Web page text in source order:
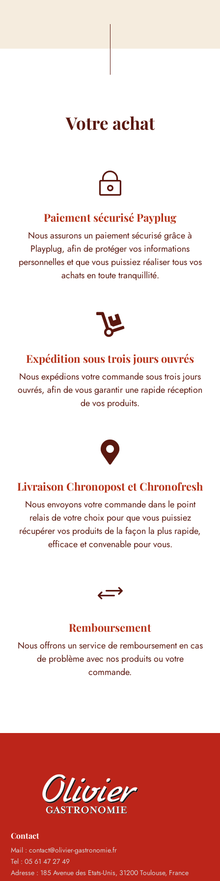
Votre achat
~
Paiement sécurisé Payplug
Nous assurons un paiement sécurisé grâce à
Playplug, afin de protéger vos informations
personnelles et que vous puissiez réaliser tous vos
achats en toute tranquillité.

Expédition sous trois jours ouvrés
Nous expédions votre commande sous trois jours
ouvrés, afin de vous garantir une rapide réception
de vos produits.

Livraison Chronopost et Chronofresh
Nous envoyons votre commande dans le point
relais de votre choix pour que vous puissiez
récupérer vos produits de la façon la plus rapide,
efficace et convenable pour vous.
+
Remboursement
Nous offrons un service de remboursement en cas
de problème avec nos produits ou votre
commande.
Contact
Mail : contact@olivier-gastronomie.fr
Tel : 05 61 47 27 49
Adresse : 185 Avenue des Etats-Unis, 31200 Toulouse, France